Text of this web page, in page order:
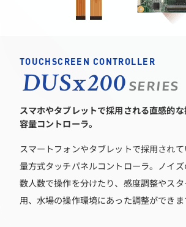
TOUCHSCREEN CONTROLLER
DUSx200 SERIES
スマホやタブレットで採用される直感的
容量コントローラ。
スマートフォンやタブレットで採用され
量方式タッチパネルコントローラ。ノイ
数人数で操作を分けたり、感度調整やス
用、水場の操作環境にあった調整ができま